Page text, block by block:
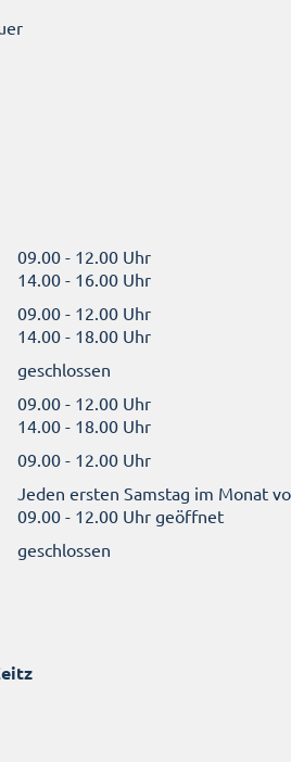
09.00 - 12.00 Uhr
14.00 - 16.00 Uhr
09.00 - 12.00 Uhr
14.00 - 18.00 Uhr
geschlossen
09.00 - 12.00 Uhr
14.00 - 18.00 Uhr
09.00 - 12.00 Uhr
Jeden ersten Samstag im Monat
09.00 - 12.00 Uhr geöffnet
geschlossen